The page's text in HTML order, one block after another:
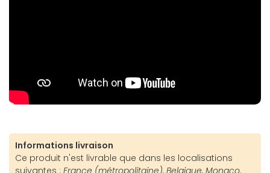
Informations livraison
Ce produit n'est livrable que dans les localisations